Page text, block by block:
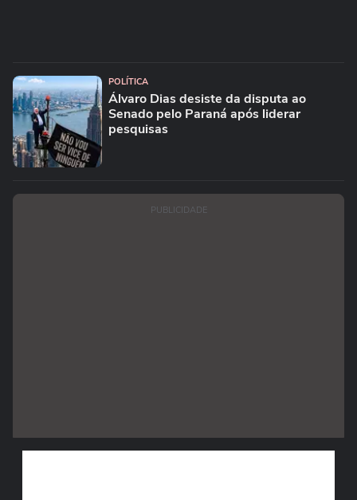
POLÍTICA
Álvaro Dias desiste da disputa ao
Senado pelo Paraná após liderar
pesquisas
PUBLICIDADE